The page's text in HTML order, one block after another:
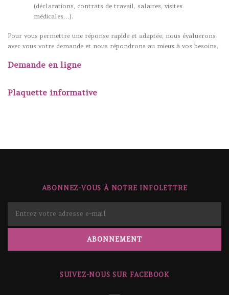
(déclarations, contrats de travail, salaires, visites
médicales…).
Pour vous permettre une réponse rapide et adaptée, nous évaluerons
avec vous votre demande et nous répondrons au mieux à vos besoins.
Demande en ligne
Plaquette informative
ABONNEZ-VOUS À NOTRE INFOLETTRE
SUIVEZ-NOUS SUR FACEBOOK